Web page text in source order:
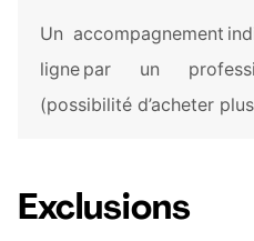
Un accompagnement
ligne par un
(possibilité d’acheter
Exclusions